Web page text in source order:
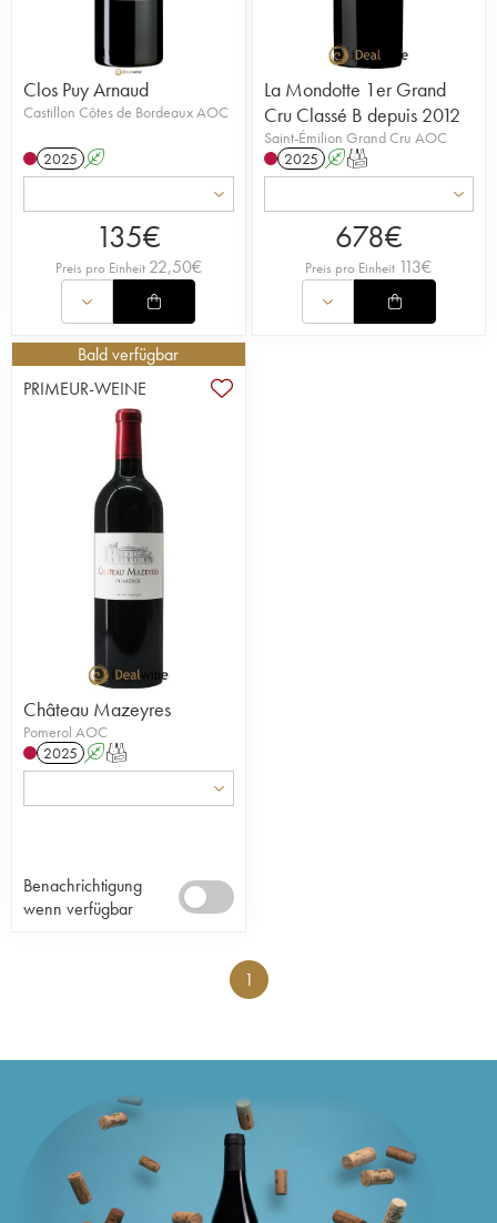
Clos Puy Arnaud
Castillon Côtes de Bordeaux AOC
2025 A
135€
Preis pro Einheit 22,50€
La Mondotte 1er Grand
Cru Classé B depuis 2012
Saint-Émilion Grand Cru AOC
2025 AT
678€
Preis pro Einheit 113€
Bald verfügbar
PRIMEUR-WEINE
Château Mazeyres
Pomerol AOC
2025 AT
Benachrichtigung
wenn verfügbar
1